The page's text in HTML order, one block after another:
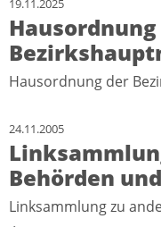
19.11.2025
Hausordnung der
24.11.2005
Behörden
Linksammlung zu